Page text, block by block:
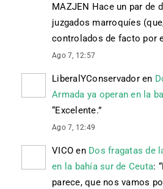
MAZJEN Hace un par de
juzgados marroquíes
controlados de facto por
Ago 7, 12:57
LiberalYConservadoren
Armada ya operan en la
“Excelente.”
Ago 7, 12:49
VICO en Dos fragatas de
en la bahía sur de Ceuta: “
parece, que nos vamos